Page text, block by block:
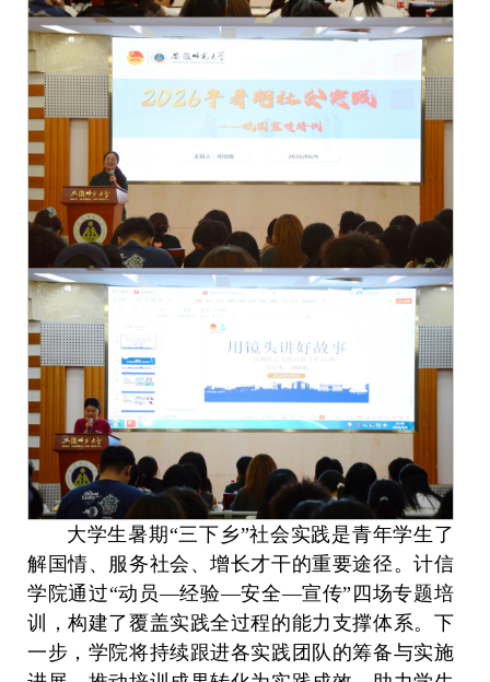
大学生暑期“三下乡”社会实践是青年学生了
解国情、服务社会、增长才干的重要途径。计信
学院通过“动员—经验—安全—宣传”四场专题培
训，构建了覆盖实践全过程的能力支撑体系。下
一步，学院将持续跟进各实践团队的筹备与实施